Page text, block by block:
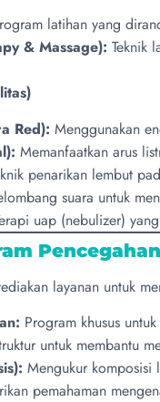
latihan yang
& Massage): Teknik
Red): Menggunakan
Memanfaatkan arus
penarikan lembut
suara untuk
uap (nebulizer)
Pencegahan
layanan untuk
Program khusus
untuk membantu
Mengukur
pemahaman